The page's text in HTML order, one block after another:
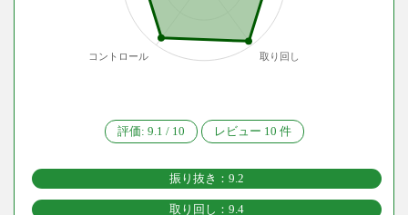
取り回し
コントロール
評価: 9.1 / 10 レビュー 10 件
振り抜き：9.2
取り回し：9.4